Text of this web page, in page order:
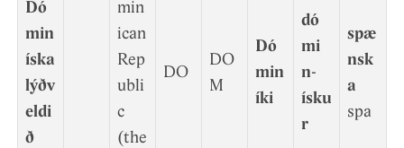
Dó
min
íska
lýðv
eldi
ð
min
ican
Rep
ubli
c
(the
DO
DO
M
Dó
min
íki
dó
mi
n­
ísku
r
spæ
nsk
a
spa